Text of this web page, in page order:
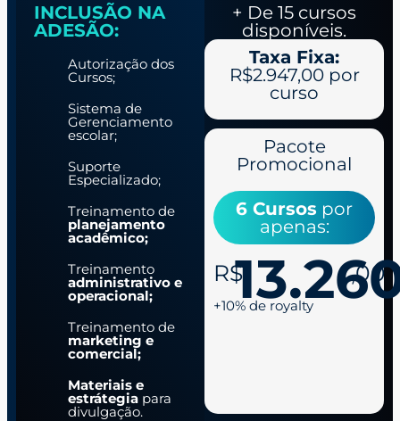
INCLUSÃO NA
ADESÃO:
Autorização dos
Cursos;
Sistema de
Gerenciamento
escolar;
Suporte
Especializado;
Treinamento de
planejamento
acadêmico;
Treinamento
administrativo e
operacional;
Treinamento de
marketing e
comercial;
Materiais e
estrátegia para
divulgação.
+ De 15 cursos
disponíveis.
Taxa Fixa:
R$2.947,00 por
curso
Pacote
Promocional
6 Cursos por
apenas:
R$ ,00
+10% de royalty